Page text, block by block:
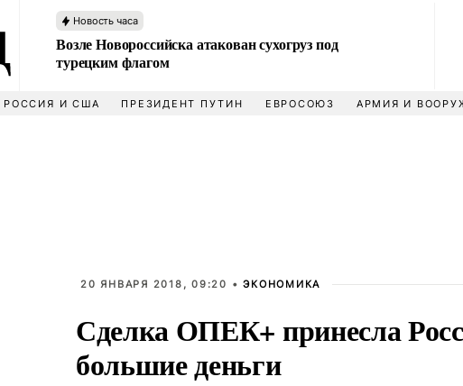
Новость часа
Возле Новороссийска атакован сухогруз под
турецким флагом
РОССИЯ И США ПРЕЗИДЕНТ ПУТИН ЕВРОСОЮЗ АРМИЯ И
20 ЯНВАРЯ 2018, 09:20 •ЭКОНОМИКА
Сделка ОПЕК+ принесла
большие деньги